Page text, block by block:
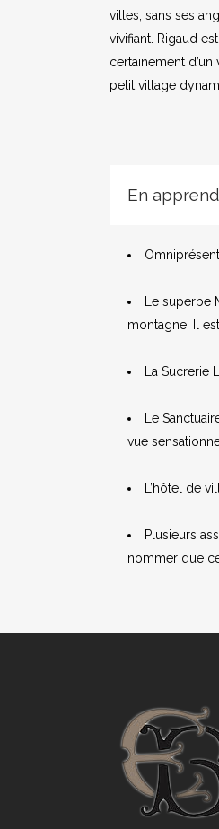
villes, sans ses
vivifiant. Rigaud
certainement
petit village
En
Le
montagne. Il
La Sucrerie
Le
vue
L’hôtel de
Plusieurs
nommer que